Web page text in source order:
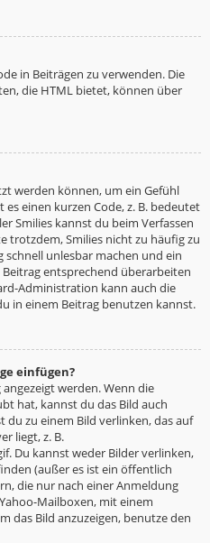
in Beiträgen zu verwenden. Die
die HTML bietet, können über
werden können, um ein Gefühl
einen kurzen Code, z. B. bedeutet
Smilies kannst du beim Verfassen
trotzdem, Smilies nicht zu häufig zu
unlesbar machen und ein
entsprechend überarbeiten
Administration kann auch die
in einem Beitrag benutzen kannst.
einfügen?
werden. Wenn die
hat, kannst du das Bild auch
zu einem Bild verlinken, das auf
liegt, z. B.
Du kannst weder Bilder verlinken,
(außer es ist ein öffentlich
die nur nach einer Anmeldung
Mailboxen, mit einem
das Bild anzuzeigen, benutze den